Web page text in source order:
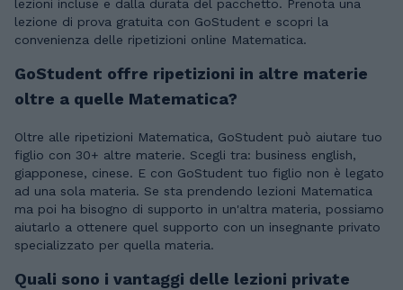
lezioni incluse e dalla durata del pacchetto. Prenota una
lezione di prova gratuita con GoStudent e scopri la
convenienza delle ripetizioni online Matematica.
GoStudent offre ripetizioni in altre materie
oltre a quelle Matematica?
Oltre alle ripetizioni Matematica, GoStudent può aiutare tuo
figlio con 30+ altre materie. Scegli tra: business english,
giapponese, cinese. E con GoStudent tuo figlio non è legato
ad una sola materia. Se sta prendendo lezioni Matematica
ma poi ha bisogno di supporto in un'altra materia, possiamo
aiutarlo a ottenere quel supporto con un insegnante privato
specializzato per quella materia.
Quali sono i vantaggi delle lezioni private